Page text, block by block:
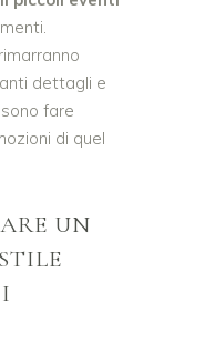
dettagli e
fare
di quel
UN